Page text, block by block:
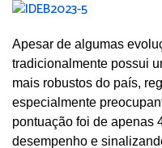
Apesar de algumas
tradicionalmente possui
mais robustos do país,
especialmente
pontuação foi de apenas
desempenho e